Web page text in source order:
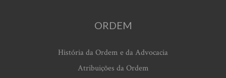
ORDEM
História da Ordem e da Advocacia
Atribuições da Ordem